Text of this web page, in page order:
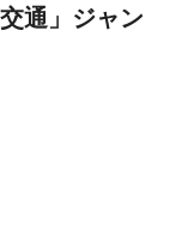
通」ジャン